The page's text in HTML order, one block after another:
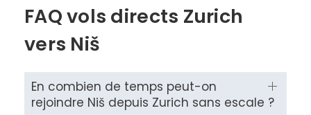
FAQ vols directs Zurich
vers Niš
En combien de temps peut-on
rejoindre Niš depuis Zurich sans escale ?